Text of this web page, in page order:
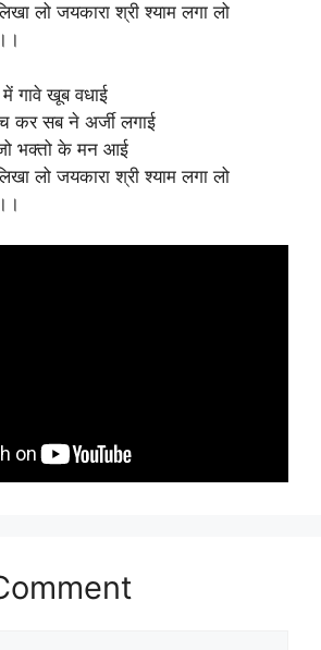
लो जयकारा श्री श्याम लगा लो
गावे खूब वधाई
कर सब ने अर्जी लगाई
भक्तो के मन आई
लो जयकारा श्री श्याम लगा लो